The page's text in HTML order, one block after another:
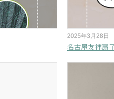
2025年3月28日
名古屋友禅扇